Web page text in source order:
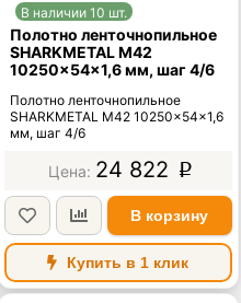
В наличии 10 шт.
Полотно ленточнопильное
SHARKMETAL M42
10250×54×1,6 мм, шаг 4/6
Полотно ленточнопильное
SHARKMETAL M42 10250×54×1,6
мм, шаг 4/6
24 822 p
В корзину
Купить в 1 клик